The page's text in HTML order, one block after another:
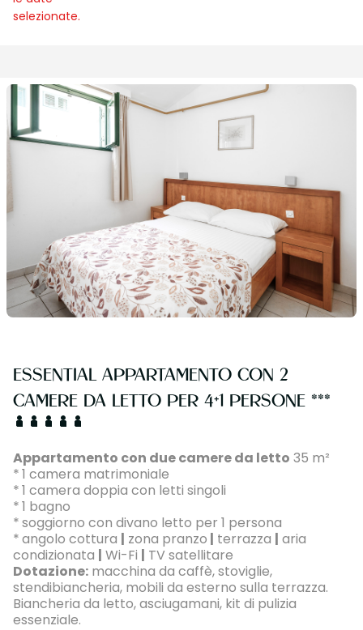
selezionate.
ESSENTIAL APPARTAMENTO CON 2
CAMERE DA LETTO PER 4+1 PERSONE ***
Appartamento con due camere da letto 35 m²
*1 camera matrimoniale
*1 camera doppia con letti singoli
*1 bagno
*soggiorno con divano letto per 1 persona
*angolo cottura | zona pranzo | terrazza | aria
condizionata | Wi-Fi | TV satellitare
Dotazione: macchina da caffè, stoviglie,
stendibiancheria, mobili da esterno sulla terrazza.
Biancheria da letto, asciugamani, kit di pulizia
essenziale.